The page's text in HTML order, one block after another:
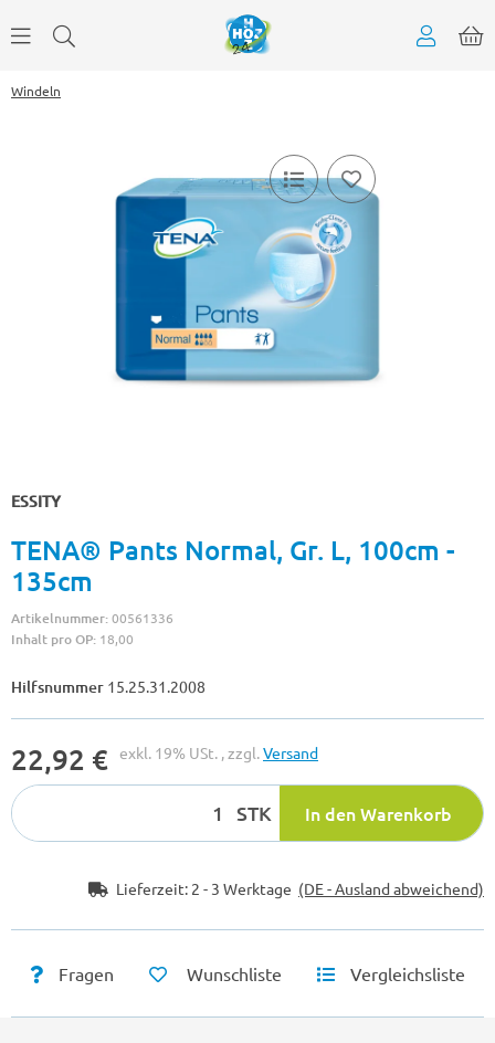
Windeln
ESSITY
TENA® Pants Normal, Gr. L, 100cm -
135cm
Artikelnummer:00561336
Inhalt pro OP: 18,00
Hilfsnummer 15.25.31.2008
22,92 € exkl. 19% USt. , zzgl.Versand
STK In den Warenkorb
Lieferzeit: 2 - 3 Werktage (DE - Ausland abweichend)
Fragen Wunschliste Vergleichsliste